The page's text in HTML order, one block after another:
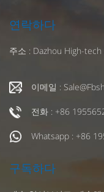
연락하다
주소 : Dazhou High-
이메일 :
전화 : +86
Whatsapp : +86
구독하다